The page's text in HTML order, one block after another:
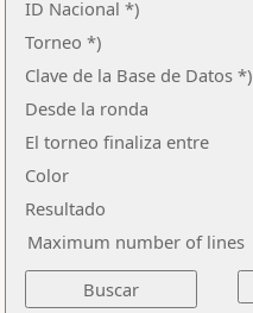
ID Nacional *)
Torneo *)
Clave de la Base de Datos *)
Desde la ronda
El torneo finaliza entre
Color
Resultado
Maximum number of lines